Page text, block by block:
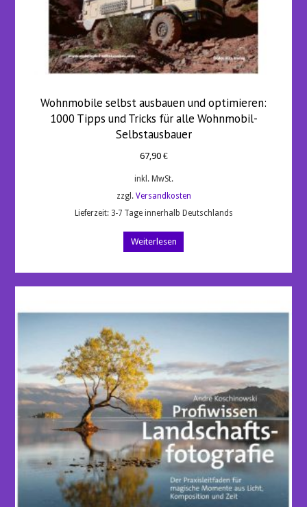
Wohnmobile selbst ausbauen und optimieren:
1000 Tipps und Tricks für alle Wohnmobil-
Selbstausbauer
67,90 €
inkl. MwSt.
zzgl. Versandkosten
Lieferzeit: 3-7 Tage innerhalb Deutschlands
Weiterlesen